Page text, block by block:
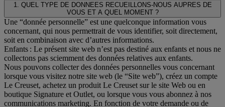
1. QUEL TYPE DE DONNEES RECUEILLONS-NOUS AUPRES DE
VOUS ET A QUEL MOMENT ?
Une “donnée personnelle” est une quelconque information vous
concernant, qui nous permettrait de vous identifier, soit directement,
soit en combinaison avec d’autres informations.
Enfants : Le présent site web n’est pas destiné aux enfants et nous ne
collectons pas sciemment des données relatives aux enfants.
Nous pouvons collecter des données personnelles vous concernant
lorsque vous visitez notre site web (le “Site web”), créez un compte
Le Creuset, achetez un produit Le Creuset sur le site Web ou en
boutique Signature et Outlet, ou lorsque vous vous abonnez à nos
communications marketing. En fonction de votre demande ou de